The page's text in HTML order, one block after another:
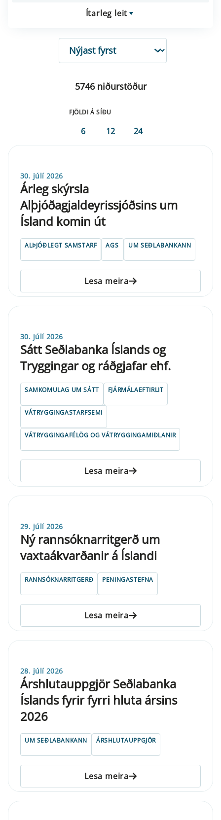
Ítarleg leit
RÖÐUN
5746 niðurstöður
FJÖLDI Á SÍÐU
6 12 24
30. júlí 2026
Árleg skýrsla
Alþjóðagjaldeyrissjóðsins um
Ísland komin út
ALÞJÓÐLEGT SAMSTARF AGS UM SEÐLABANKANN
Lesa meira
30. júlí 2026
Sátt Seðlabanka Íslands og
Tryggingar og ráðgjafar ehf.
SAMKOMULAG UM SÁTT FJÁRMÁLAEFTIRLIT
VÁTRYGGINGASTARFSEMI
VÁTRYGGINGAFÉLÖG OG VÁTRYGGINGAMIÐLANIR
Lesa meira
29. júlí 2026
Ný rannsóknarritgerð um
vaxtaákvarðanir á Íslandi
RANNSÓKNARRITGERÐ PENINGASTEFNA
Lesa meira
28. júlí 2026
Árs­hluta­upp­gjör Seðlabanka
Íslands fyr­ir fyrri hluta ársins
2026
UM SEÐLABANKANN ÁRSHLUTAUPPGJÖR
Lesa meira